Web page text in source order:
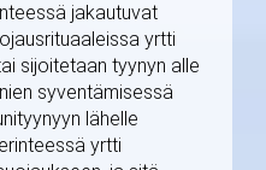
jakautuvat
yrtti
sijoitetaan tyynyn alle
syventämisessä
lähelle
yrtti